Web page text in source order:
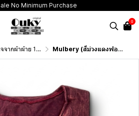
No Minimum Purchase
0
(T-Shirt Originai Vintage Washed Cotton 100%) Mulbery (สีม่วงแดงฟอกเอซิด) ผลิตจากผ้าฝ้าย 100% ให้ความรู้สึกนุ่มฟู เบาสบาย